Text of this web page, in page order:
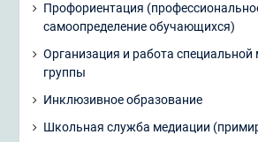
Профориентация
самоопределение обучающихся)
Организация и работа специальной
группы
Инклюзивное образование
Школьная служба медиации